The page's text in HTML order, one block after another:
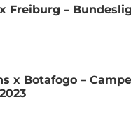
Freiburg –
x Botafogo –